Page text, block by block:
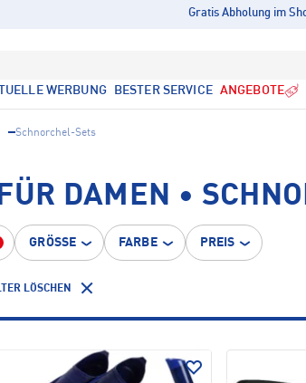
Gratis Abholung im
WERBUNG BESTER SERVICE ANGEBOTE
Schnorchel-Sets
DAMEN •
GRÖSSE FARBE PREIS
LÖSCHEN